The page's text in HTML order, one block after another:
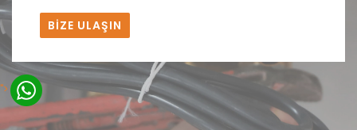
">
BİZE ULAŞIN